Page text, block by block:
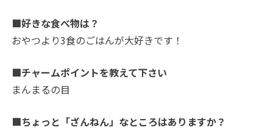
■好きな食べ物は？
おやつより3食のごはんが大好きです！
■チャームポイントを教えて下さい
まんまるの目
■ちょっと「ざんねん」なところはありますか？